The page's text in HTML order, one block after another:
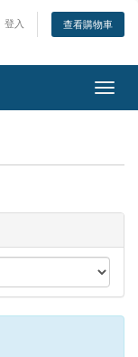
登入 查看購物車
切換